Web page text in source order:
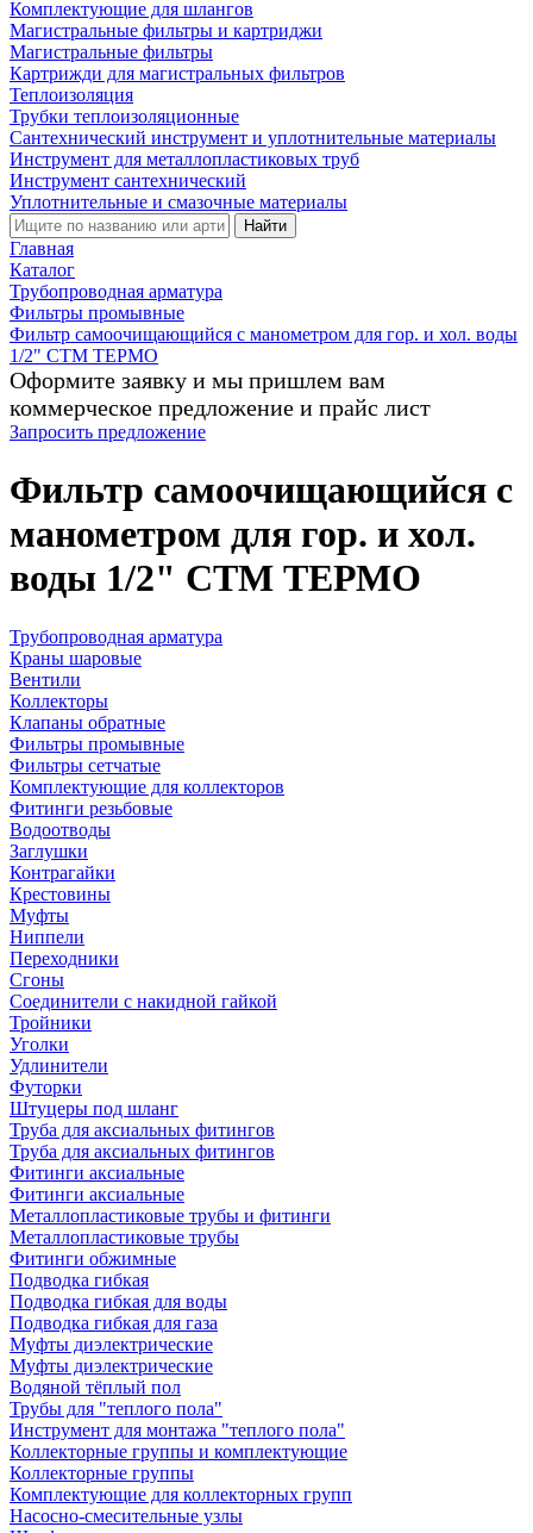
Комплектующие для шлангов
Магистральные фильтры и картриджи
Магистральные фильтры
Картрижди для магистральных фильтров
Теплоизоляция
Трубки теплоизоляционные
Сантехнический инструмент и уплотнительные материалы
Инструмент для металлопластиковых труб
Инструмент сантехнический
Уплотнительные и смазочные материалы
Найти
Главная
Каталог
Трубопроводная арматура
Фильтры промывные
Фильтр самоочищающийся с манометром для гор. и хол. воды
1/2" СТМ ТЕРМО
Оформите заявку и мы пришлем вам
коммерческое предложение и прайс лист
Запросить предложение
Фильтр самоочищающийся с
манометром для гор. и хол.
воды 1/2" СТМ ТЕРМО
Трубопроводная арматура
Краны шаровые
Вентили
Коллекторы
Клапаны обратные
Фильтры промывные
Фильтры сетчатые
Комплектующие для коллекторов
Фитинги резьбовые
Водоотводы
Заглушки
Контрагайки
Крестовины
Муфты
Ниппели
Переходники
Сгоны
Соединители с накидной гайкой
Тройники
Уголки
Удлинители
Футорки
Штуцеры под шланг
Труба для аксиальных фитингов
Труба для аксиальных фитингов
Фитинги аксиальные
Фитинги аксиальные
Металлопластиковые трубы и фитинги
Металлопластиковые трубы
Фитинги обжимные
Подводка гибкая
Подводка гибкая для воды
Подводка гибкая для газа
Муфты диэлектрические
Муфты диэлектрические
Водяной тёплый пол
Трубы для "теплого пола"
Инструмент для монтажа "теплого пола"
Коллекторные группы и комплектующие
Коллекторные группы
Комплектующие для коллекторных групп
Насосно-смесительные узлы